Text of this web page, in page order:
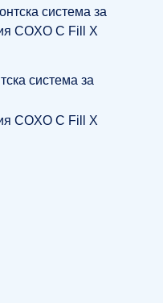
система за
COXO C Fill X